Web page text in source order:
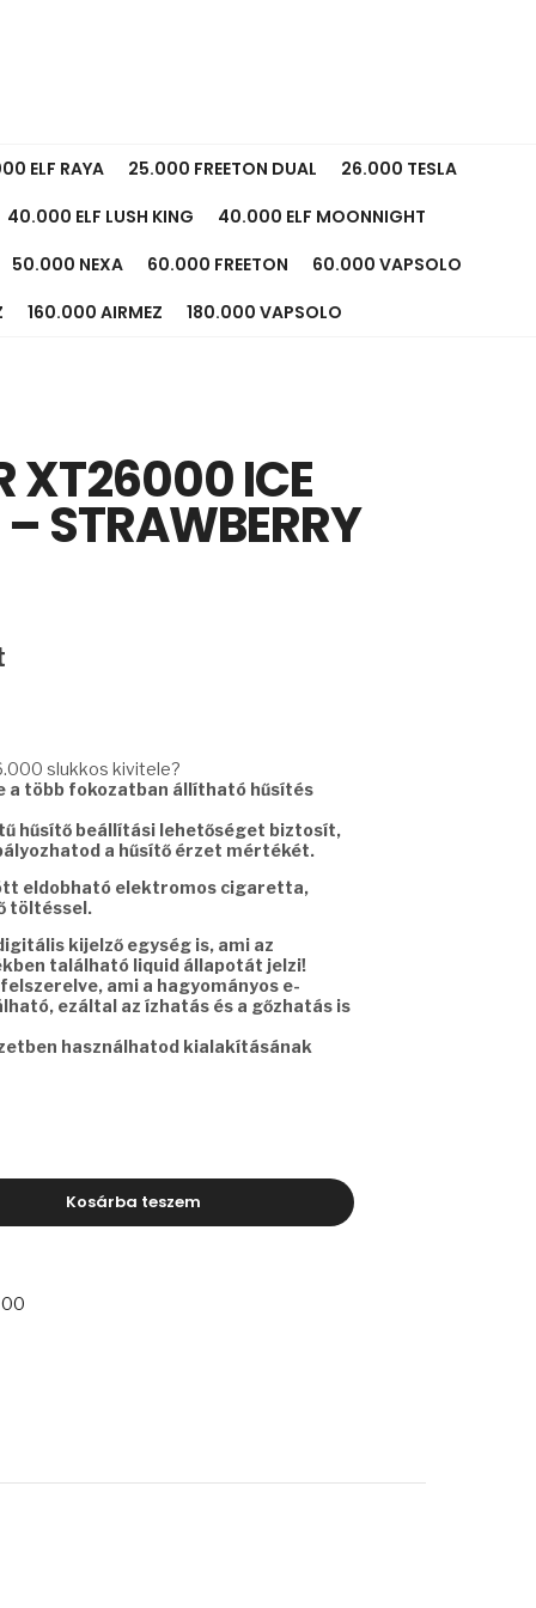
ELF RAYA 25.000 FREETON DUAL
26.000 TESLA
40.000 ELF LUSH KING
40.000 ELF MOONNIGHT
50.000 NEXA
60.000 FREETON
60.000 VAPSOLO
160.000 AIRMEZ 180.000 VAPSOLO
XT26000 ICE
STRAWBERRY
Current
slukkos kivitele?
a több fokozatban állítható hűsítés
hűsítő beállítási lehetőséget biztosít,
a hűsítő érzet mértékét.
eldobható elektromos cigaretta,
töltéssel.
kijelző egység is, ami az
található liquid állapotát jelzi!
ami a hagyományos e-
ezáltal az ízhatás és a gőzhatás is
használhatod kialakításának
Kosárba teszem